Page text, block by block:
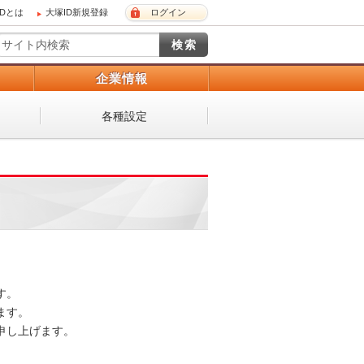
とは 大塚ID新規登録 ログイン
企業情報
各種設定
。
上げます。